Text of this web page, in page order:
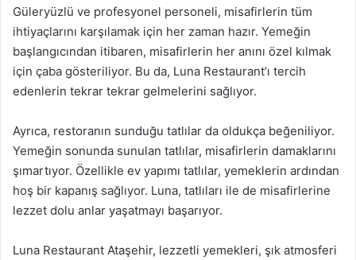
Güleryüzlü ve profesyonel personeli, misafirlerin tüm
ihtiyaçlarını karşılamak için her zaman hazır. Yemeğin
başlangıcından itibaren, misafirlerin her anını özel kılmak
için çaba gösteriliyor. Bu da, Luna Restaurant’ı tercih
edenlerin tekrar tekrar gelmelerini sağlıyor.
Ayrıca, restoranın sunduğu tatlılar da oldukça beğeniliyor.
Yemeğin sonunda sunulan tatlılar, misafirlerin damaklarını
şımartıyor. Özellikle ev yapımı tatlılar, yemeklerin ardından
hoş bir kapanış sağlıyor. Luna, tatlıları ile de misafirlerine
lezzet dolu anlar yaşatmayı başarıyor.
Luna Restaurant Ataşehir, lezzetli yemekleri, şık atmosferi